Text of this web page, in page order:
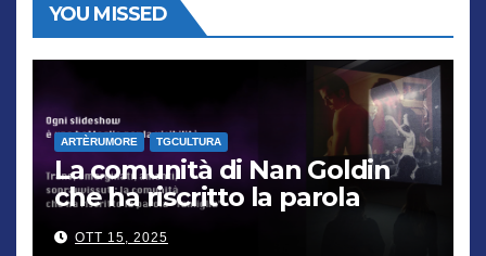
YOU MISSED
ARTÈRUMORE TGCULTURA
La comunità di Nan Goldin
che ha riscritto la parola
“famiglia”
OTT 15, 2025